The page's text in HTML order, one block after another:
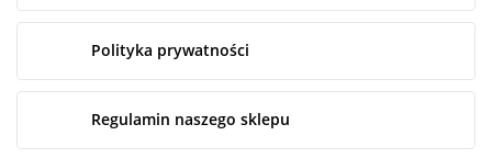
Polityka prywatności
Regulamin naszego sklepu